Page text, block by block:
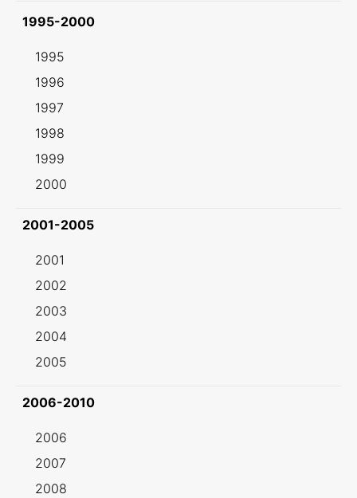
1995-2000
1995
1996
1997
1998
1999
2000
2001-2005
2001
2002
2003
2004
2005
2006-2010
2006
2007
2008